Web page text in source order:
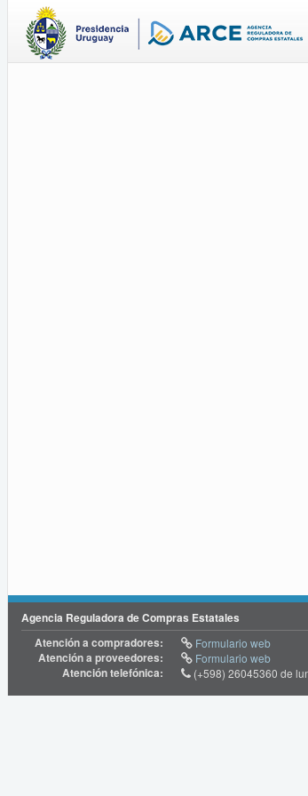
Agencia Reguladora de Compras Estatales
Atención a compradores:
Formulario web
Atención a proveedores: Formulario web
Atención telefónica: (+598) 26045360 de